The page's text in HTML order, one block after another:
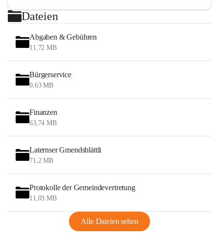
Dateien
Abgaben & Gebühren
11,72 MB
Bürgerservice
0,63 MB
Finanzen
63,74 MB
Laternser Gmendsblättli
71,2 MB
Protokolle der Gemeindevertretung
11,03 MB
Alle Dateien sehen